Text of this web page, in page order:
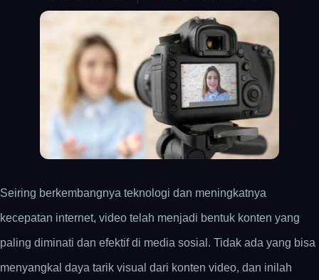
Seiring berkembangnya teknologi dan meningkatnya
kecepatan internet, video telah menjadi bentuk konten yang
paling diminati dan efektif di media sosial. Tidak ada yang bisa
menyangkal daya tarik visual dari konten video, dan inilah